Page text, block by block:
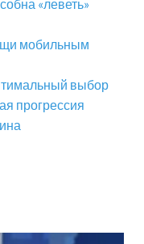
«леветь»
мобильным
выбор
прогрессия